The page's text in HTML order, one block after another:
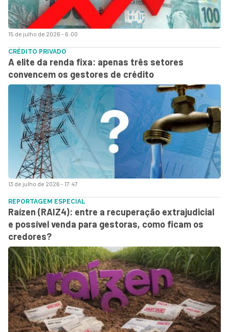
15 de julho de 2026 - 6:00
13 de julho de 2026 - 17:47
CRÉDITO PRIVADO
A elite da renda fixa: apenas três setores
convencem os gestores de crédito
REPORTAGEM ESPECIAL
Raízen (RAIZ4): entre a recuperação extrajudicial
e possível venda para gestoras, como ficam os
credores?